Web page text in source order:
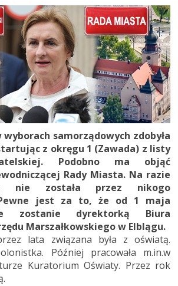
wyborach samorządowych zdobyła
z okręgu 1 (Zawada) z listy
Podobno ma objąć
Rady Miasta. Na razie
nie została przez nikogo
jest za to, że od 1 maja
zostanie dyrektorką Biura
Marszałkowskiego w Elblągu.
lata związana była z oświatą.
Później pracowała m.in.w
Kuratorium Oświaty. Przez rok